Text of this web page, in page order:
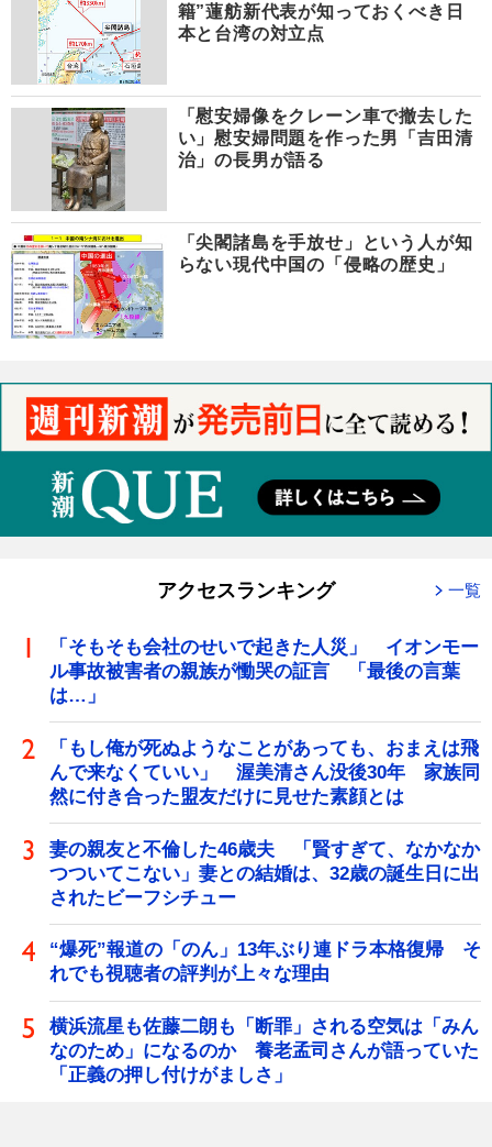
籍”蓮舫新代表が知っておくべき日
本と台湾の対立点
「慰安婦像をクレーン車で撤去した
い」慰安婦問題を作った男「吉田清
治」の長男が語る
「尖閣諸島を手放せ」という人が知
らない現代中国の「侵略の歴史」
アクセスランキング 一覧
「そもそも会社のせいで起きた人災」 イオンモー
ル事故被害者の親族が慟哭の証言 「最後の言葉
は…」
「もし俺が死ぬようなことがあっても、おまえは飛
んで来なくていい」 渥美清さん没後30年 家族同
然に付き合った盟友だけに見せた素顔とは
妻の親友と不倫した46歳夫 「賢すぎて、なかなか
つついてこない」妻との結婚は、32歳の誕生日に出
されたビーフシチュー
“爆死”報道の「のん」13年ぶり連ドラ本格復帰 そ
れでも視聴者の評判が上々な理由
横浜流星も佐藤二朗も「断罪」される空気は「みん
なのため」になるのか 養老孟司さんが語っていた
「正義の押し付けがましさ」